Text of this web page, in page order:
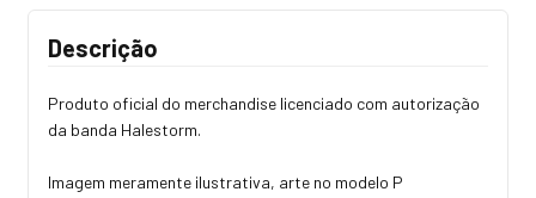
Descrição
Produto oficial do merchandise licenciado com autorização
da banda Halestorm.
Imagem meramente ilustrativa, arte no modelo P